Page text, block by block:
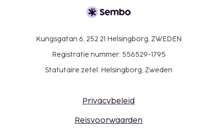
welkom (LGBTI+-vriendelijk).
Kungsgatan 6, 252 21 Helsingborg, ZWEDEN
Registratie nummer: 556529-1795
Statutaire zetel: Helsingborg, Zweden
Privacybeleid
Reisvoorwaarden